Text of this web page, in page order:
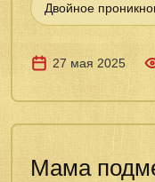
Двойное
27 мая 2025
Мама